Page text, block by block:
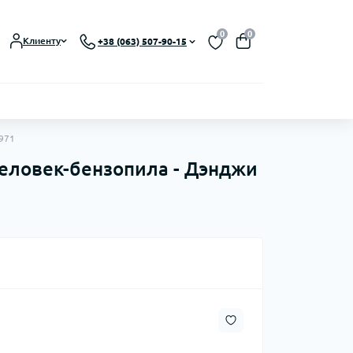
Клиенту +38 (063) 507-90-15
0 0
бензопила - Дэнджи